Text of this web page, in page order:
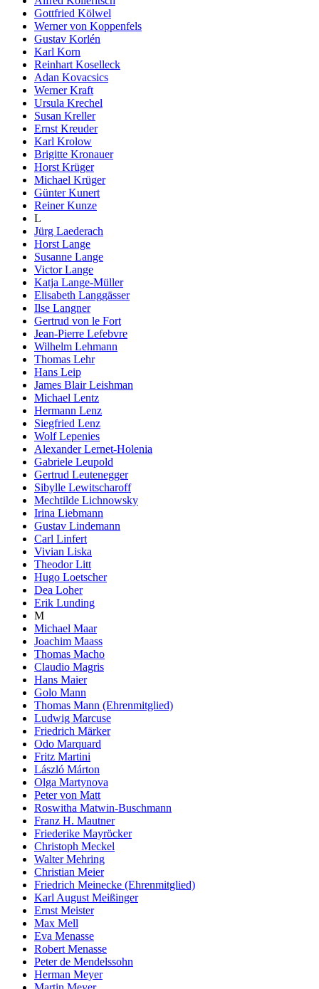
Gottfried Kölwel
Werner von Koppenfels
Gustav Korlén
Karl Korn
Reinhart Koselleck
Adan Kovacsics
Werner Kraft
Ursula Krechel
Susan Kreller
Ernst Kreuder
Karl Krolow
Brigitte Kronauer
Horst Krüger
Michael Krüger
Günter Kunert
Reiner Kunze
L
Jürg Laederach
Horst Lange
Susanne Lange
Victor Lange
Katja Lange-Müller
Elisabeth Langgässer
Ilse Langner
Gertrud von le Fort
Jean-Pierre Lefebvre
Wilhelm Lehmann
Thomas Lehr
Hans Leip
James Blair Leishman
Michael Lentz
Hermann Lenz
Siegfried Lenz
Wolf Lepenies
Alexander Lernet-Holenia
Gabriele Leupold
Gertrud Leutenegger
Sibylle Lewitscharoff
Mechtilde Lichnowsky
Irina Liebmann
Gustav Lindemann
Carl Linfert
Vivian Liska
Theodor Litt
Hugo Loetscher
Dea Loher
Erik Lunding
M
Michael Maar
Joachim Maass
Thomas Macho
Claudio Magris
Hans Maier
Golo Mann
Thomas Mann (Ehrenmitglied)
Ludwig Marcuse
Friedrich Märker
Odo Marquard
Fritz Martini
László Márton
Olga Martynova
Peter von Matt
Roswitha Matwin-Buschmann
Franz H. Mautner
Friederike Mayröcker
Christoph Meckel
Walter Mehring
Christian Meier
Friedrich Meinecke (Ehrenmitglied)
Karl August Meißinger
Ernst Meister
Max Mell
Eva Menasse
Robert Menasse
Peter de Mendelssohn
Herman Meyer